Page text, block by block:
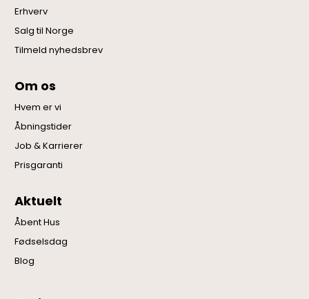
Erhverv
Salg til Norge
Tilmeld nyhedsbrev
Om os
Hvem er vi
Åbningstider
Job & Karrierer
Prisgaranti
Aktuelt
Åbent Hus
Fødselsdag
Blog